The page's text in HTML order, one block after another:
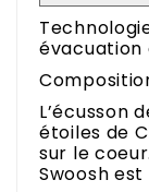
évacuation
L’écusson
étoiles de
sur le
Swoosh